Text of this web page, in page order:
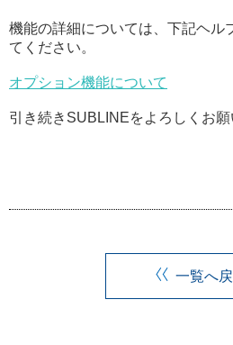
機能の詳細については、下記ヘル
てください。
オプション機能について
引き続きSUBLINEをよろしくお願
一覧へ